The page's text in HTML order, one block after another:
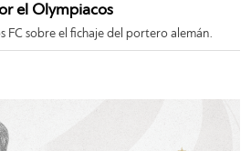
el Olympiacos
FC sobre el fichaje del portero alemán.